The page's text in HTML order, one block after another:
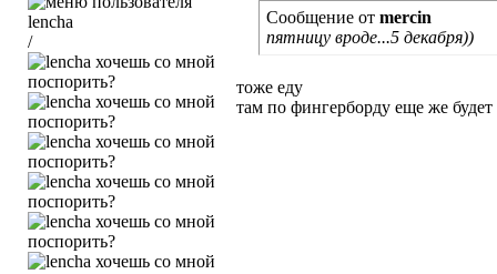
/
Сообщение от mercin
пятницу вроде...5 декабря))
тоже еду
там по фингерборду еще же будет